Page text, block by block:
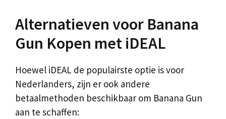
Alternatieven voor Banana
Gun Kopen met iDEAL
Hoewel iDEAL de populairste optie is voor
Nederlanders, zijn er ook andere
betaalmethoden beschikbaar om Banana Gun
aan te schaffen: